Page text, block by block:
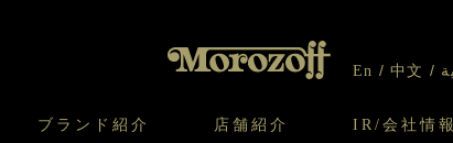
En 中文
ブランド紹介 店舗紹介 IR/会社情報